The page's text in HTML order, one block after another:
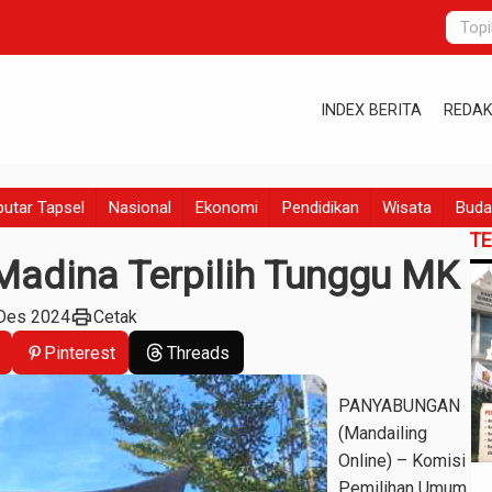
INDEX BERITA
Tapsel Nasional Ekonomi Pendidikan Wisata
Terpilih Tunggu MK
2024printCetak
Pinterest Threads
PANYABUNGAN
(Mandailing
Online) – Komisi